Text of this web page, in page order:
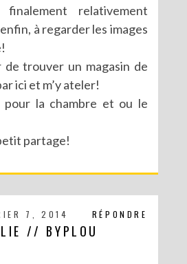
relativement
à regarder les images
de trouver un magasin de
ici et m’y ateler!
pour la chambre et ou le
partage!
RÉPONDRE
7, 2014
// BYPLOU